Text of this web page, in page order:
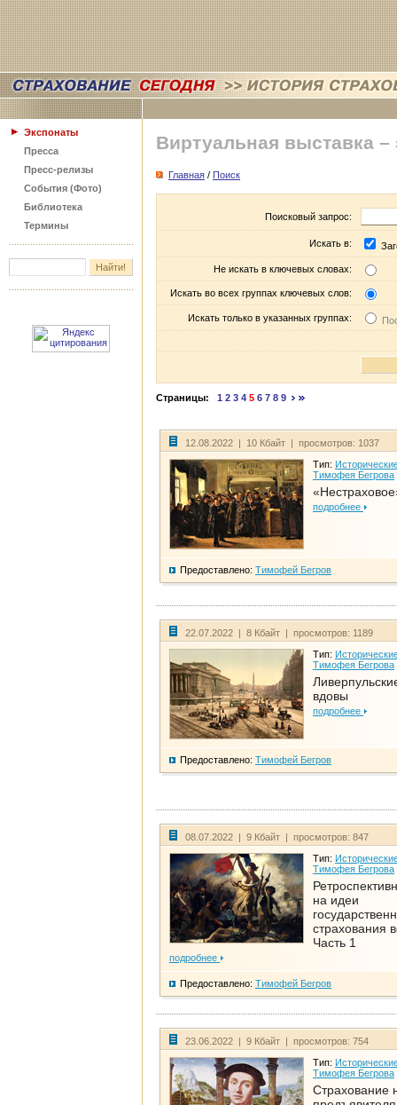
Экспонаты
Пресса
Пресс-релизы
События (Фото)
Библиотека
Термины
Виртуальная выставка –
Главная / Поиск
Поисковый запрос:
Искать в:
Не искать в ключевых словах:
Искать во всех группах ключевых слов:
Искать только в указанных группах:
Страницы: 1 2 3 4 5 6 7 8 9
12.08.2022 | 10 Кбайт | просмотров: 1037
Тип:
Тимофея Бегрова
подробнее
Предоставлено: Тимофей Бегров
22.07.2022 | 8 Кбайт | просмотров: 1189
Тип:
Тимофея Бегрова
вдовы
подробнее
Предоставлено: Тимофей Бегров
08.07.2022 | 9 Кбайт | просмотров: 847
Тип:
Тимофея Бегрова
на идеи
страхования
Часть 1
подробнее
Предоставлено: Тимофей Бегров
23.06.2022 | 9 Кбайт | просмотров: 754
Тип:
Тимофея Бегрова
Страхование